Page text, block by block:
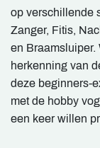
op verschillende
Zanger, Fitis,
en Braamsluiper.
herkenning van
deze beginners-
met de hobby
een keer willen